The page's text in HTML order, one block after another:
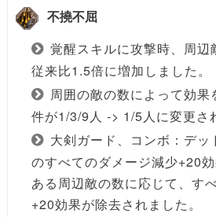
不撓不屈
覚醒スキルに攻撃時、周辺
従来比1.5倍に増加しました。
周囲の敵の数によって効果
件が1/3/9人 -> 1/5人に変更さ
大剣ガード、コンボ：デ
のすべてのダメージ減少+20
ある周辺敵の数に応じて、す
+20効果が除去されました。